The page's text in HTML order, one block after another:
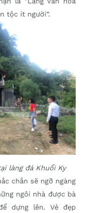
tộc ít người”.
làng đá Khuổi Ky
chắn sẽ ngỡ ngàng
ngôi nhà được bà
dựng lên. Vẻ đẹp